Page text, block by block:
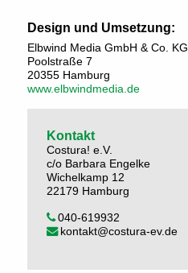
Design und Umsetzung:
Elbwind Media GmbH & Co. KG
Poolstraße 7
20355 Hamburg
www.elbwindmedia.de
Kontakt
Costura! e.V.
c/o Barbara Engelke
Wichelkamp 12
22179 Hamburg
040-619932
kontakt@costura-ev.de